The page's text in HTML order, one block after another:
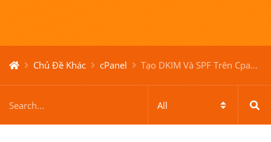
Chủ Đề Khác cPanel Tạo DKIM Và SPF Trên Cpanel Để Gửi Mail Uy Tín Hơn